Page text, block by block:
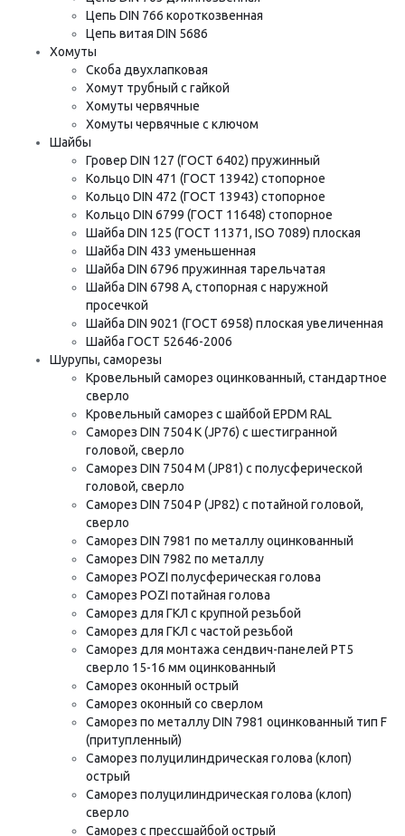
Цепь DIN 766 короткозвенная
Цепь витая DIN 5686
Хомуты
Скоба двухлапковая
Хомут трубный с гайкой
Хомуты червячные
Хомуты червячные с ключом
Шайбы
Гровер DIN 127 (ГОСТ 6402) пружинный
Кольцо DIN 471 (ГОСТ 13942) стопорное
Кольцо DIN 472 (ГОСТ 13943) стопорное
Кольцо DIN 6799 (ГОСТ 11648) стопорное
Шайба DIN 125 (ГОСТ 11371, ISO 7089) плоская
Шайба DIN 433 уменьшенная
Шайба DIN 6796 пружинная тарельчатая
Шайба DIN 6798 A, стопорная с наружной
просечкой
Шайба DIN 9021 (ГОСТ 6958) плоская увеличенная
Шайба ГОСТ 52646-2006
Шурупы, саморезы
Кровельный саморез оцинкованный, стандартное
сверло
Кровельный саморез с шайбой EPDM RAL
Саморез DIN 7504 K (JP76) с шестигранной
головой, сверло
Саморез DIN 7504 M (JP81) с полусферической
головой, сверло
Саморез DIN 7504 P (JP82) с потайной головой,
сверло
Саморез DIN 7981 по металлу оцинкованный
Саморез DIN 7982 по металлу
Саморез POZI полусферическая голова
Саморез POZI потайная голова
Саморез для ГКЛ с крупной резьбой
Саморез для ГКЛ с частой резьбой
Саморез для монтажа сендвич-панелей РТ5
сверло 15-16 мм оцинкованный
Саморез оконный острый
Саморез оконный со сверлом
Саморез по металлу DIN 7981 оцинкованный тип F
(притупленный)
Саморез полуцилиндрическая голова (клоп)
острый
Саморез полуцилиндрическая голова (клоп)
сверло
Саморез с прессшайбой острый